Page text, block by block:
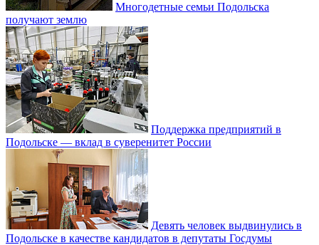
Многодетные семьи Подольска
получают землю
Поддержка предприятий в
Подольске — вклад в суверенитет России
Девять человек выдвинулись в
Подольске в качестве кандидатов в депутаты Госдумы